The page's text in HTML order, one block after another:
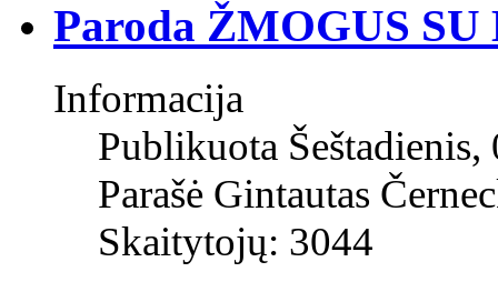
Paroda ŽMOGUS
Informacija
Publikuota
Parašė Gintautas
Skaitytojų: 3044